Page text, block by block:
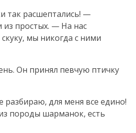
так расшептались! —
из простых. — На нас
мы никогда с ними
Он принял певчую птичку
разбираю, для меня все едино!
породы шарманок, есть